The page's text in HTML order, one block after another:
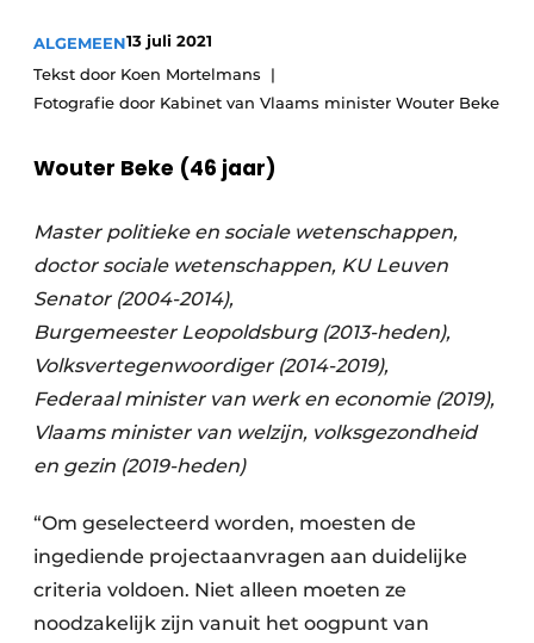
Podcasts
Privacy / Cookie statement
Video’s
Privéklinieken
ALGEMEEN13 juli 2021
Tekst door Koen Mortelmans
Fotografie door Kabinet van Vlaams minister Wouter Beke
Wouter Beke (46 jaar)
Master politieke en sociale wetenschappen,
doctor sociale wetenschappen, KU Leuven
Senator (2004-2014),
Burgemeester Leopoldsburg (2013-heden),
Volksvertegenwoordiger (2014-2019),
Federaal minister van werk en economie (2019),
Vlaams minister van welzijn, volksgezondheid
en gezin (2019-heden)
“Om geselecteerd worden, moesten de
ingediende projectaanvragen aan duidelijke
criteria voldoen. Niet alleen moeten ze
noodzakelijk zijn vanuit het oogpunt van